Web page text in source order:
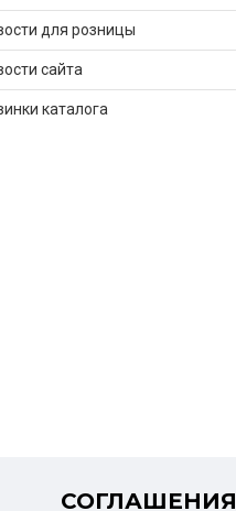
для розницы
сайта
каталога
СОГЛАШЕНИЯ